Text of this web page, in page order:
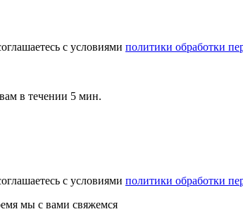
с условиями политики обработки
в течении 5 мин.
с условиями политики обработки
мы с вами свяжемся